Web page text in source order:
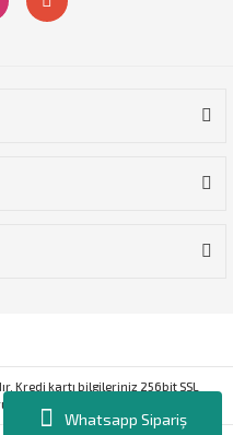
Whatsapp Sipariş
Kredi kartı bilgileriniz 256bit SSL